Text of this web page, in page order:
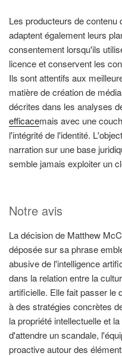
Les producteurs de contenu
adaptent également leurs
consentement lorsqu'ils
licence et conservent les
Ils sont attentifs aux
matière de création de
décrites dans les analyses
efficacemais avec une
l'intégrité de l'identité.
narration sur une base
semble jamais exploiter un
Notre avis
La décision de Matthew
déposée sur sa phrase
abusive de l'intelligence
dans la relation entre la
artificielle. Elle fait passer le
à des stratégies concrètes
la propriété intellectuelle et
d'attendre un scandale,
proactive autour des